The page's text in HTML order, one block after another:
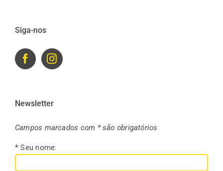
Siga-nos
Newsletter
Campos marcados com * são obrigatórios
* Seu nome: